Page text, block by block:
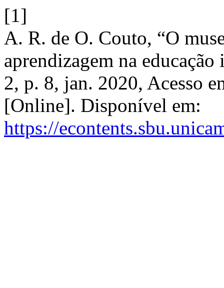
[1]
A. R. de O. Couto, “O
aprendizagem na
2, p. 8, jan. 2020, Acesso
[Online]. Disponível em:
https://